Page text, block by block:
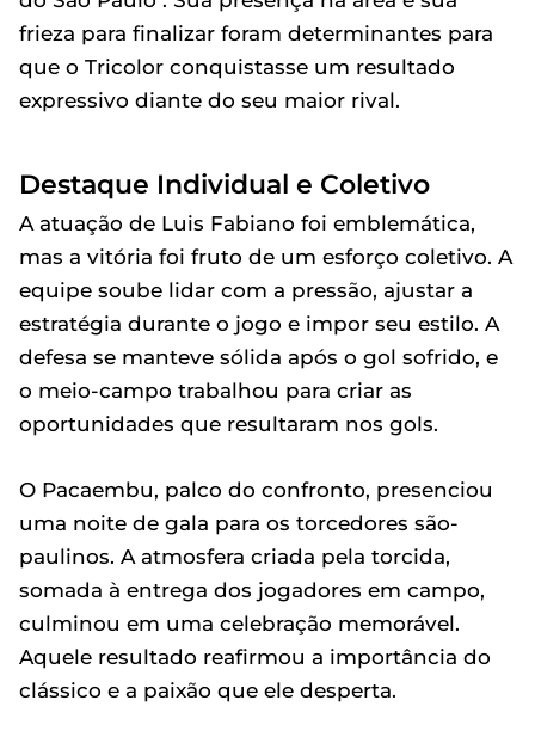
frieza para finalizar foram determinantes para
que o Tricolor conquistasse um resultado
expressivo diante do seu maior rival.
Destaque Individual e Coletivo
A atuação de Luis Fabiano foi emblemática,
mas a vitória foi fruto de um esforço coletivo. A
equipe soube lidar com a pressão, ajustar a
estratégia durante o jogo e impor seu estilo. A
defesa se manteve sólida após o gol sofrido, e
o meio-campo trabalhou para criar as
oportunidades que resultaram nos gols.
O Pacaembu, palco do confronto, presenciou
uma noite de gala para os torcedores são-
paulinos. A atmosfera criada pela torcida,
somada à entrega dos jogadores em campo,
culminou em uma celebração memorável.
Aquele resultado reafirmou a importância do
clássico e a paixão que ele desperta.